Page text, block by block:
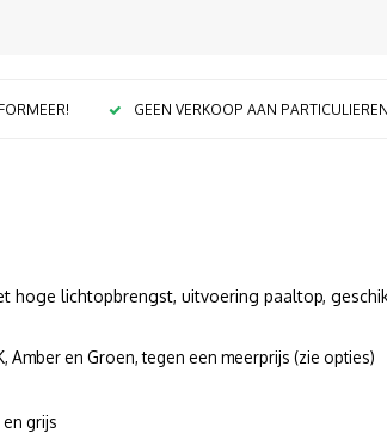
GEEN VERKOOP AAN
hoge lichtopbrengst, uitvoering paaltop,
Amber en Groen, tegen een meerprijs (zie opties)
grijs